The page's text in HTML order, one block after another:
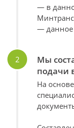
— в
— данное
Мы
подачи
На